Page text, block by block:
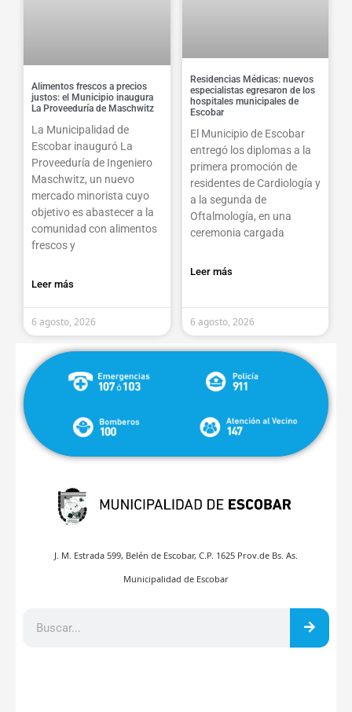
Alimentos frescos a precios
justos: el Municipio inaugura
La Proveeduría de Maschwitz
La Municipalidad de
Escobar inauguró La
Proveeduría de Ingeniero
Maschwitz, un nuevo
mercado minorista cuyo
objetivo es abastecer a la
comunidad con alimentos
frescos y
Leer más
6 agosto, 2026
Residencias Médicas: nuevos
especialistas egresaron de los
hospitales municipales de
Escobar
El Municipio de Escobar
entregó los diplomas a la
primera promoción de
residentes de Cardiología y
a la segunda de
Oftalmología, en una
ceremonia cargada
Leer más
6 agosto, 2026
J. M. Estrada 599, Belén de Escobar, C.P. 1625 Prov.de Bs. As.
Municipalidad de Escobar